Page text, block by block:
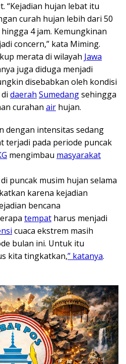
“Kejadian hujan lebat itu
curah hujan lebih dari 50
4 jam. Kemungkinan
concern,” kata Miming.
merata di wilayah Jawa
juga diduga menjadi
disebabkan oleh kondisi
daerah Sumedangsehingga
curahan air hujan.
dengan intensitas sedang
terjadi pada periode puncak
mengimbau masyarakat
puncak musim hujan selama
karena kejadian
bencana
tempat harus menjadi
cuaca ekstrem masih
bulan ini. Untuk itu
kita tingkatkan,” katanya.